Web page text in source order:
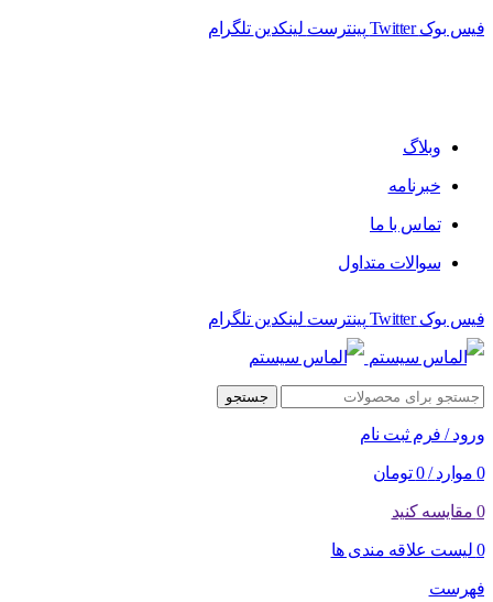
فیس بوک Twitter پینترست لینکدین تلگرام
وبلاگ
خبرنامه
تماس با ما
سوالات متداول
فیس بوک Twitter پینترست لینکدین تلگرام
جستجو
ورود / فرم ثبت نام
0 موارد /
0 تومان
0 مقایسه کنید
0 لیست علاقه مندی ها
فهرست